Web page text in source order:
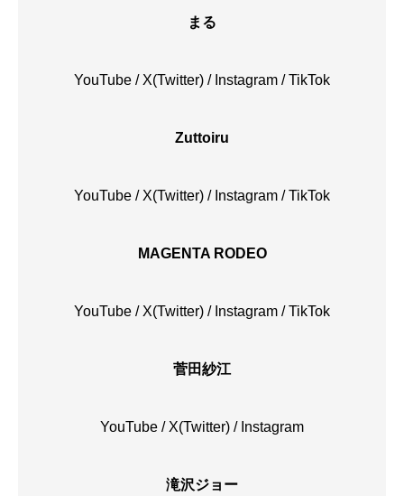
まる
YouTube / X(Twitter) / Instagram /TikTok
Zuttoiru
YouTube / X(Twitter) / Instagram /TikTok
MAGENTA RODEO
YouTube / X(Twitter) / Instagram /TikTok
菅田紗江
YouTube / X(Twitter) / Instagram
滝沢ジョー